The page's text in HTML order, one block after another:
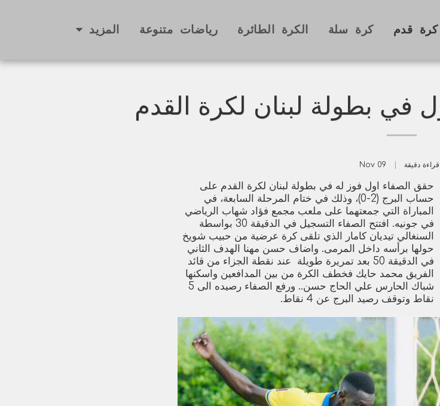
كرة قدم كرة سلة الكرة الطائرة رياضات متنوعة المزيد
في بطولة لبنان لكرة القدم
09
Nov
حقق الصفاء اول فوز له في بطولة لبنان لكرة القدم على
حساب البرج (2-0)، وذلك في ختام المرحلة السابعة، في
المباراة التي جمعتهما على ملعب مجمع فؤاد شهاب الرياضي
في جونيه. افتتح الصفاء التسجيل في الدقيقة 30 بواسطة
السنغالي تيديان كامار الذي تلقى كرة عرضية من حبيب شويخ
حولها برأسه داخل المرمى. واضاف حسن مهنا الهدف الثاني
في الدقيقة 50 بعد تمريرة طويلة عند نقطة الجزاء من قائد
الفريق محمد حايك فخطف الكرة من بين المدافعين واسكنها
شباك الحارس علي الحاج حسن.. ورفع الصفاء رصيده الى 5
نقاط وتوقف رصيد البرج عن 4 نقاط.